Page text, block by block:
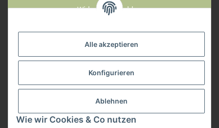
Alle akzeptieren
Konfigurieren
Ablehnen
Wie wir Cookies & Co nutzen
Widerruf anmelden
Zahlungsmöglichkeiten